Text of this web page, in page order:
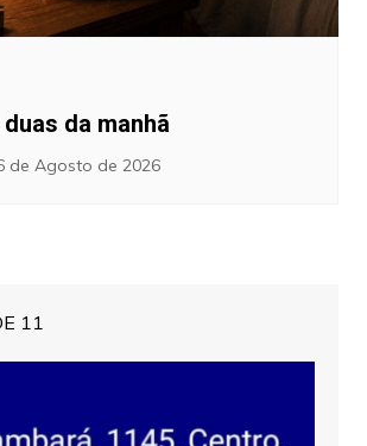
da manhã
de Agosto de 2026
11